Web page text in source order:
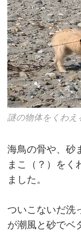
謎の物体をくわえ
海鳥の骨や、砂
まこ（？）をく
ました。
ついこないだ洗
が潮風と砂でベ